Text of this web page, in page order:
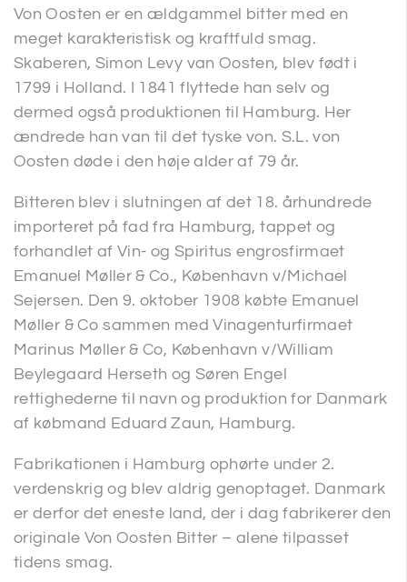
Von Oosten er en ældgammel bitter med en
meget karakteristisk og kraftfuld smag.
Skaberen, Simon Levy van Oosten, blev født i
1799 i Holland. I 1841 flyttede han selv og
dermed også produktionen til Hamburg. Her
ændrede han van til det tyske von. S.L. von
Oosten døde i den høje alder af 79 år.
Bitteren blev i slutningen af det 18. århundrede
importeret på fad fra Hamburg, tappet og
forhandlet af Vin- og Spiritus engrosfirmaet
Emanuel Møller & Co., København v/Michael
Sejersen. Den 9. oktober 1908 købte Emanuel
Møller & Co sammen med Vinagenturfirmaet
Marinus Møller & Co, København v/William
Beylegaard Herseth og Søren Engel
rettighederne til navn og produktion for Danmark
af købmand Eduard Zaun, Hamburg.
Fabrikationen i Hamburg ophørte under 2.
verdenskrig og blev aldrig genoptaget. Danmark
er derfor det eneste land, der i dag fabrikerer den
originale Von Oosten Bitter – alene tilpasset
tidens smag.